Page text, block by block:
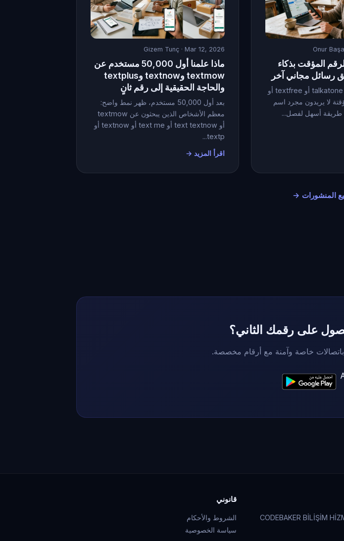
Onur
المؤقت بذكاء
رسائل مجاني آخر
غالبًا من يبحثون عن talkatone أو textfree أو
لا يريدون مجرد اسم
طريقة أسهل لفصل...
Gizem Tunç · Mar 12, 2026
ماذا علمنا أول 50,000 مستخدم عن
textmow وtextnow وtextplus
والحاجة الحقيقية إلى رقم ثانٍ
بعد أول 50,000 مستخدم، ظهر نمط واضح:
معظم الأشخاص الذين يبحثون عن textmow
أو text textnow أو text me أو textnow أو
textp...
اقرأ المزيد →
المنشورات →
على رقمك الثاني؟
CODEBAKER BİLİŞİM
قانوني
الشروط والأحكام
سياسة الخصوصية